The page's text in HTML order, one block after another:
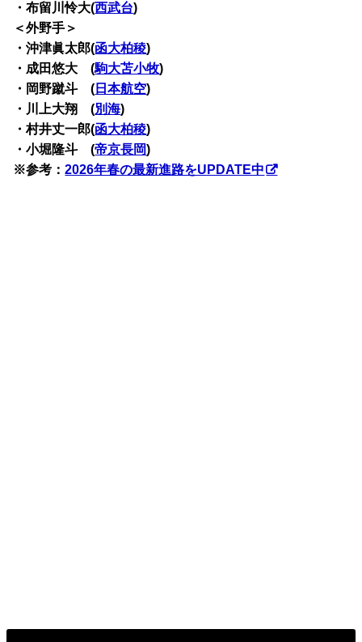
・布留川怜大(西武台)
＜外野手＞
・沖津眞太郎(函大柏稜)
・成田悠大 (駒大苫小牧)
・岡野蹴斗 ( 日本航空)
・川上大翔 (別海)
・村井丈一郎(函大柏稜)
・小堀隆斗 (帝京長岡)
※参考：2026年春の最新進路をUPDATE中